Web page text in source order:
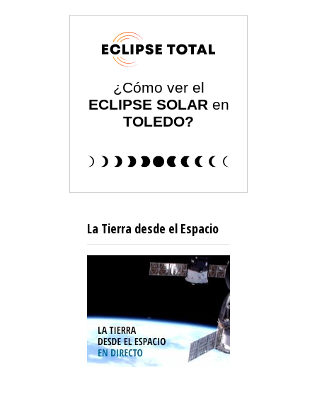
¿Cómo ver el
ECLIPSE SOLAR en
TOLEDO?
La Tierra desde el Espacio